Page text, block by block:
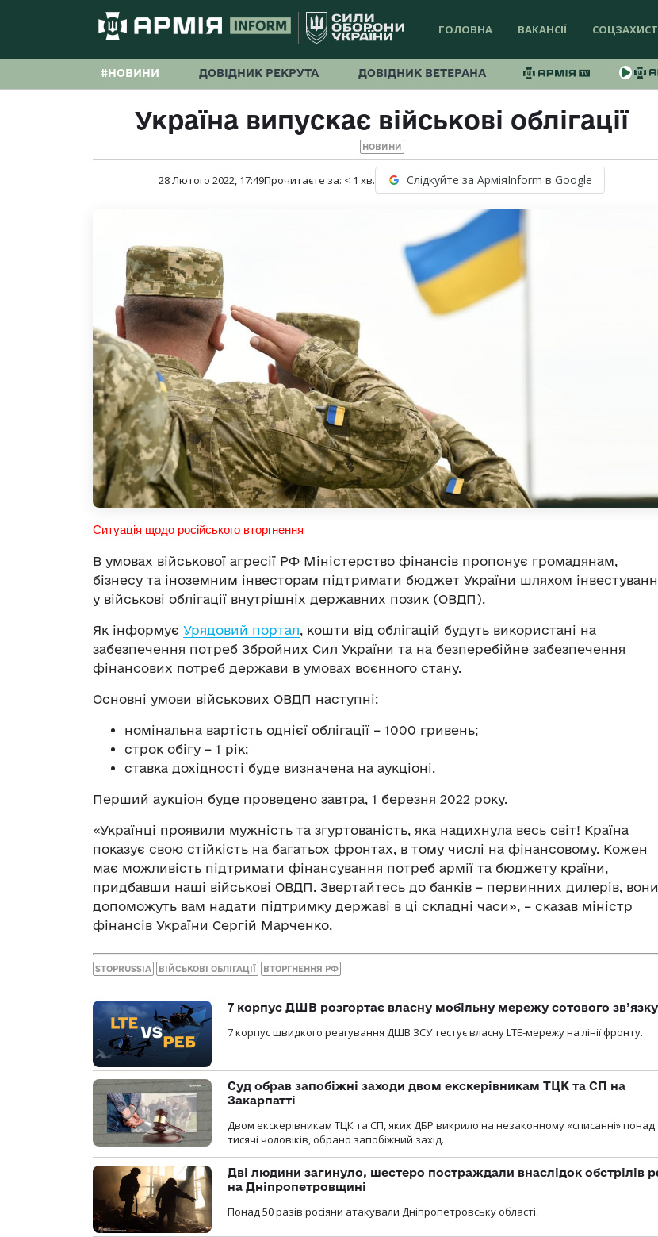
ГОЛОВНА ВАКАНСІЇ СОЦЗАХИСТ
#НОВИНИ ДОВІДНИК РЕКРУТА ДОВІДНИК ВЕТЕРАНА
Україна випускає військові облігації
НОВИНИ
28 Лютого 2022, 17:49Прочитаєте за: < 1 хв. Слідкуйте за АрміяInform в Google
Ситуація щодо російського вторгнення
В умовах військової агресії РФ Міністерство фінансів пропонує громадянам,
бізнесу та іноземним інвесторам підтримати бюджет України шляхом
у військові облігації внутрішніх державних позик (ОВДП).
Як інформує Урядовий портал , кошти від облігацій будуть використані на
забезпечення потреб Збройних Сил України та на безперебійне забезпечення
фінансових потреб держави в умовах воєнного стану.
Основні умови військових ОВДП наступні:
номінальна вартість однієї облігації – 1000 гривень;
строк обігу – 1 рік;
ставка дохідності буде визначена на аукціоні.
Перший аукціон буде проведено завтра, 1 березня 2022 року.
«Українці проявили мужність та згуртованість, яка надихнула весь світ! Країна
показує свою стійкість на багатьох фронтах, в тому числі на фінансовому. Кожен
має можливість підтримати фінансування потреб армії та бюджету країни,
придбавши наші військові ОВДП. Звертайтесь до банків – первинних дилерів, вони
допоможуть вам надати підтримку державі в ці складні часи», – сказав міністр
фінансів України Сергій Марченко.
STOPRUSSIA ВІЙСЬКОВІ ОБЛІГАЦІЇ ВТОРГНЕННЯ РФ
7 корпус ДШВ розгортає власну мобільну мережу сотового зв’язку
7 корпус швидкого реагування ДШВ ЗСУ тестує власну LTE-мережу на лінії фронту.
Суд обрав запобіжні заходи двом екскерівникам ТЦК та СП на
Закарпатті
Двом екскерівникам ТЦК та СП, яких ДБР викрило на незаконному «списанні» понад
тисячі чоловіків, обрано запобіжний захід.
Дві людини загинуло, шестеро постраждали внаслідок обстрілів
на Дніпропетровщині
Понад 50 разів росіяни атакували Дніпропетровську області.